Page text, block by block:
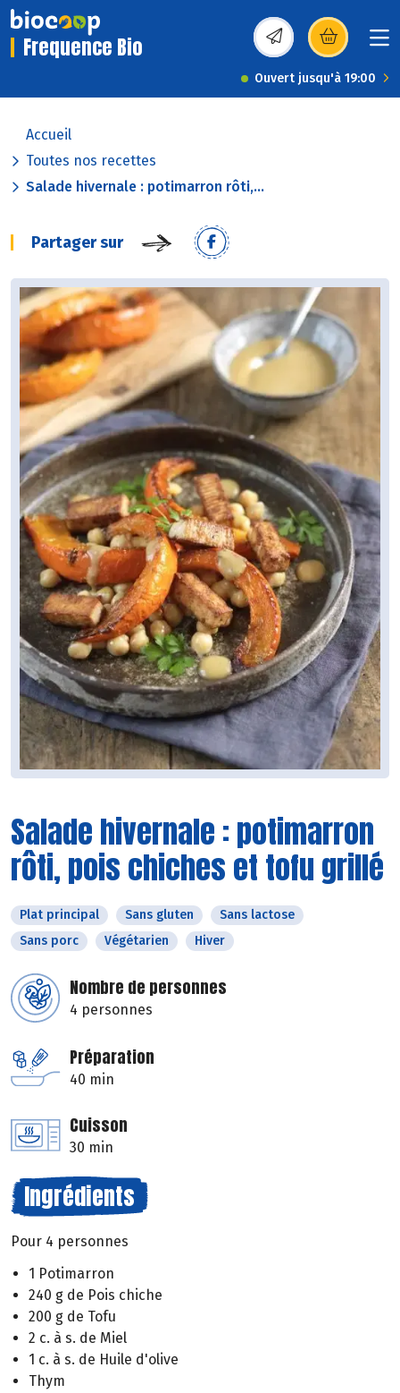
Frequence Bio (s’ouvre dans une
Ouvert jusqu'à 19:00
Accueil
Toutes nos recettes
Salade hivernale : potimarron rôti,...
Partager sur
Salade hivernale : potimarron
rôti, pois chiches et tofu grillé
Plat principal Sans gluten
Sans lactose
Sans porc
Végétarien Hiver
Nombre de personnes
4 personnes
Préparation
40 min
Cuisson
30 min
Ingrédients
Pour 4 personnes
1 Potimarron
240 g de Pois chiche
200 g de Tofu
2 c. à s. de Miel
1 c. à s. de Huile d'olive
Thym